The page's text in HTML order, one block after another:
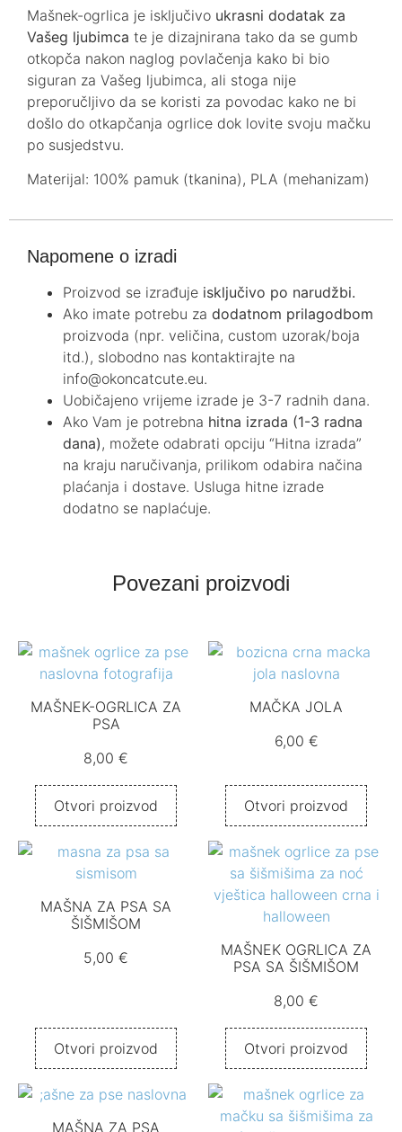
Mašnek-ogrlica je isključivo ukrasni dodatak za
Vašeg ljubimca te je dizajnirana tako da se gumb
otkopča nakon naglog povlačenja kako bi bio
siguran za Vašeg ljubimca, ali stoga nije
preporučljivo da se koristi za povodac kako ne bi
došlo do otkapčanja ogrlice dok lovite svoju mačku
po susjedstvu.
Materijal: 100% pamuk (tkanina), PLA (mehanizam)
Napomene o izradi
Proizvod se izrađuje isključivo po narudžbi.
Ako imate potrebu za dodatnom prilagodbom
proizvoda (npr. veličina, custom uzorak/boja
itd.), slobodno nas kontaktirajte na
info@okoncatcute.eu.
Uobičajeno vrijeme izrade je 3-7 radnih dana.
Ako Vam je potrebna hitna izrada (1-3 radna
dana), možete odabrati opciju “Hitna izrada”
na kraju naručivanja, prilikom odabira načina
plaćanja i dostave. Usluga hitne izrade
dodatno se naplaćuje.
Povezani proizvodi
MAŠNEK-OGRLICA ZA
PSA
8,00 €
Otvori proizvod
MAČKA JOLA
6,00 €
Otvori proizvod
MAŠNA ZA PSA SA
ŠIŠMIŠOM
5,00 €
Otvori proizvod
MAŠNEK OGRLICA ZA
PSA SA ŠIŠMIŠOM
8,00 €
Otvori proizvod
MAŠNA ZA PSA